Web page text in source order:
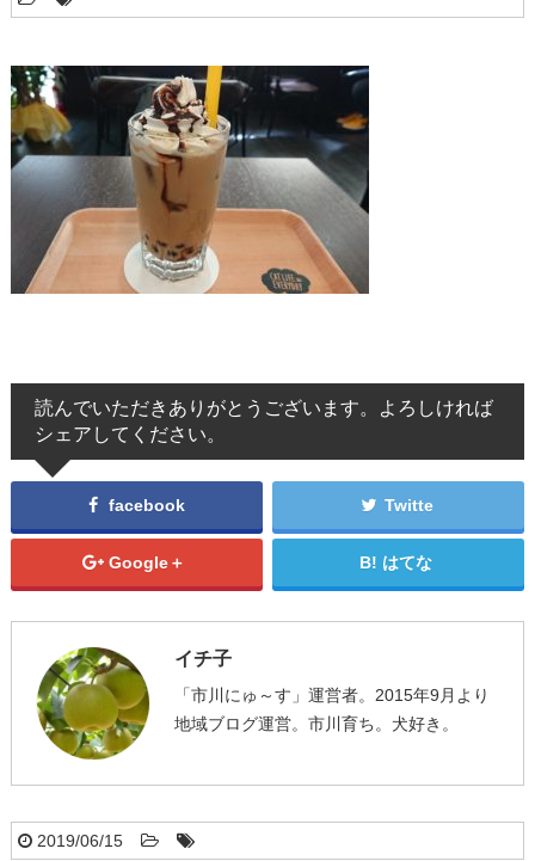
読んでいただきありがとうございます。よろしければ
シェアしてください。
facebook Twitte
Google＋ はてな
イチ子
「市川にゅ～す」運営者。2015年9月より
地域ブログ運営。市川育ち。犬好き。
2019/06/15